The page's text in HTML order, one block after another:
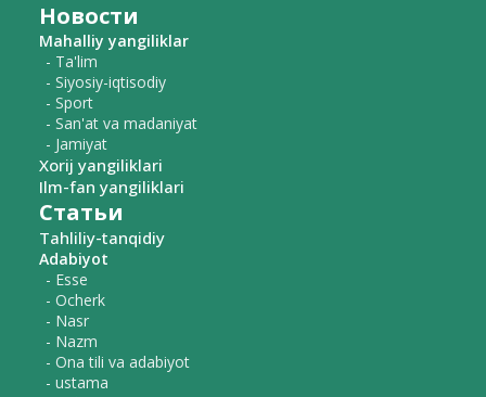
Новости
Mahalliy yangiliklar
- Ta'lim
- Siyosiy-iqtisodiy
- Sport
- San'at va madaniyat
- Jamiyat
Xorij yangiliklari
Ilm-fan yangiliklari
Статьи
Tahliliy-tanqidiy
Adabiyot
- Esse
- Ocherk
- Nasr
- Nazm
- Ona tili va adabiyot
- ustama